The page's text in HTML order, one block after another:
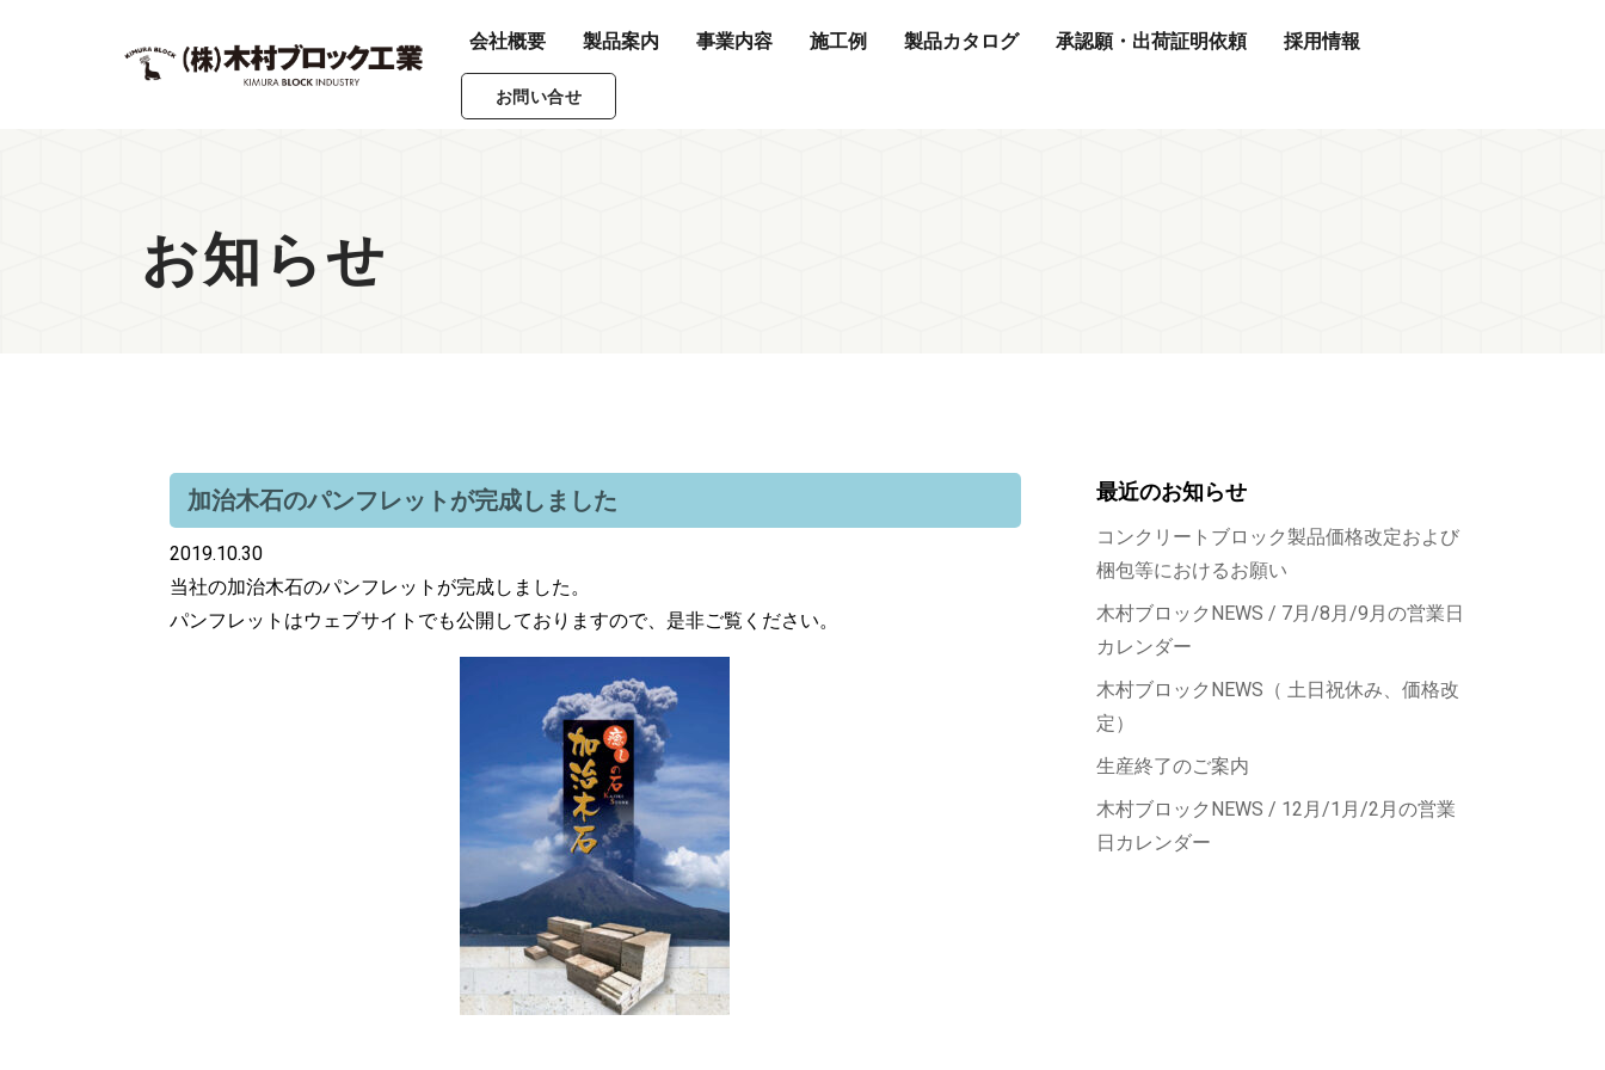
会社概要 製品案内 事業内容 施工例 製品カタログ 承認願・出荷証明依頼 採用情報
お問い合せ
お知らせ
加治木石のパンフレットが完成しました
2019.10.30
当社の加治木石のパンフレットが完成しました。
パンフレットはウェブサイトでも公開しておりますので、是非ご覧ください。
最近のお知らせ
コンクリートブロック製品価格改定および
梱包等におけるお願い
木村ブロックNEWS / 7月/8月/9月の営業日
カレンダー
木村ブロックNEWS（ 土日祝休み、価格改
定）
生産終了のご案内
木村ブロックNEWS / 12月/1月/2月の営業
日カレンダー